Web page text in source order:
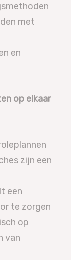
met
en
op elkaar
zijn een
een
te zorgen
op
van